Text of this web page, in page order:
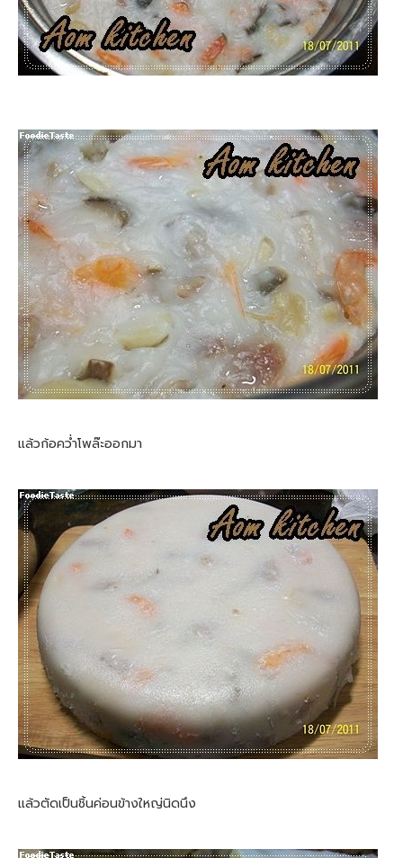
แล้วก้อคว่ำโพล๊ะออกมา
แล้วตัดเป็นชิ้นค่อนข้างใหญ่นิดนึง